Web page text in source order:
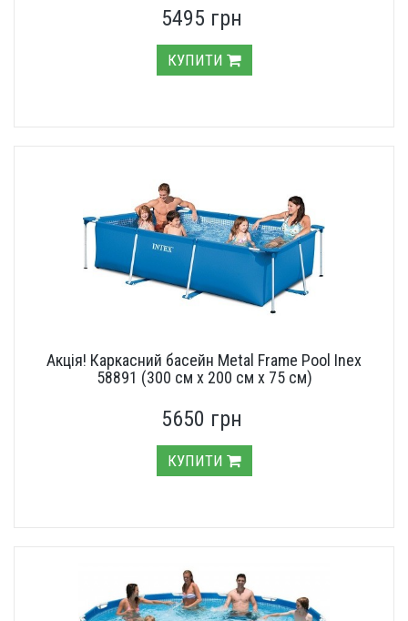
5495 грн
КУПИТИ
Акція! Каркасний басейн Metal Frame Pool Inex
58891 (300 см х 200 см х 75 см)
5650 грн
КУПИТИ